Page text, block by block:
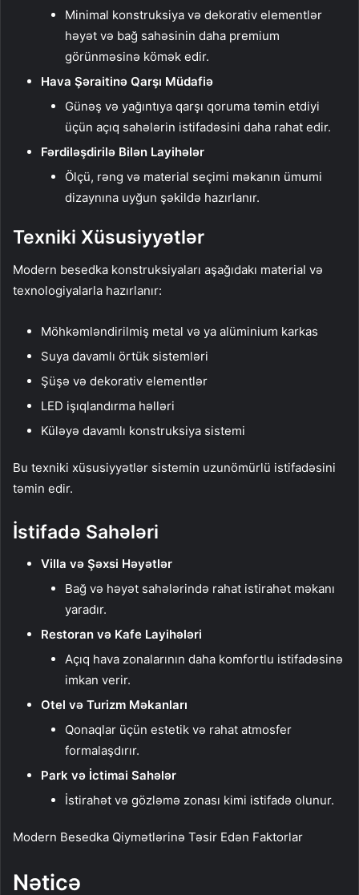
Minimal konstruksiya və dekorativ elementlər
həyət və bağ sahəsinin daha premium
görünməsinə kömək edir.
Hava Şəraitinə Qarşı Müdafiə
Günəş və yağıntıya qarşı qoruma təmin etdiyi
üçün açıq sahələrin istifadəsini daha rahat edir.
Fərdiləşdirilə Bilən Layihələr
Ölçü, rəng və material seçimi məkanın ümumi
dizaynına uyğun şəkildə hazırlanır.
Texniki Xüsusiyyətlər
Modern besedka konstruksiyaları aşağıdakı material və
texnologiyalarla hazırlanır:
Möhkəmləndirilmiş metal və ya alüminium karkas
Suya davamlı örtük sistemləri
Şüşə və dekorativ elementlər
LED işıqlandırma həlləri
Küləyə davamlı konstruksiya sistemi
Bu texniki xüsusiyyətlər sistemin uzunömürlü istifadəsini
təmin edir.
İstifadə Sahələri
Villa və Şəxsi Həyətlər
Bağ və həyət sahələrində rahat istirahət məkanı
yaradır.
Restoran və Kafe Layihələri
Açıq hava zonalarının daha komfortlu istifadəsinə
imkan verir.
Otel və Turizm Məkanları
Qonaqlar üçün estetik və rahat atmosfer
formalaşdırır.
Park və İctimai Sahələr
İstirahət və gözləmə zonası kimi istifadə olunur.
Modern Besedka Qiymətlərinə Təsir Edən Faktorlar
Nəticə